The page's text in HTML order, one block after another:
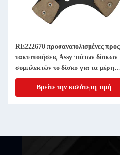
RE222670 προσανατολισμένες προς
τακτοποιήσεις Assy πιάτων δίσκων
συμπλεκτών το δίσκο για τα μέρη
μηχανημάτων γεωργίας 11 ίντσα 20
ΑΥΛΑΚΩΝΩΒρείτε την καλύτερη τιμή